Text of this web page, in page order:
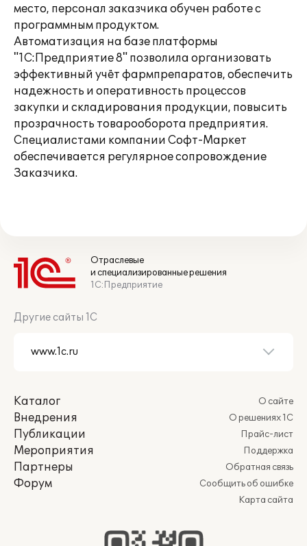
место, персонал заказчика обучен работе с
программным продуктом.
Автоматизация на базе платформы
"1С:Предприятие 8" позволила организовать
эффективный учёт фармпрепаратов, обеспечить
надежность и оперативность процессов
закупки и складирования продукции, повысить
прозрачность товарооборота предприятия.
Специалистами компании Софт-Маркет
обеспечивается регулярное сопровождение
Заказчика.
Отраслевые
и специализированные решения
1С:Предприятие
Другие сайты 1С
Каталог
Внедрения
Публикации
Мероприятия
Партнеры
Форум
О сайте
О решениях 1С
Прайс-лист
Поддержка
Обратная связь
Сообщить об ошибке
Карта сайта